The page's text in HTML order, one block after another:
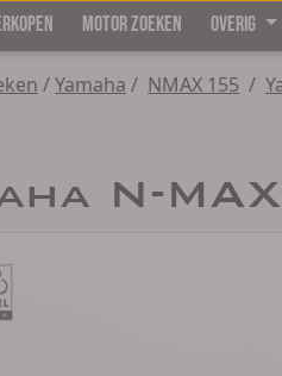
MOTOR ZOEKEN OVERIG
/Yamaha / NMAX 155 /
N-